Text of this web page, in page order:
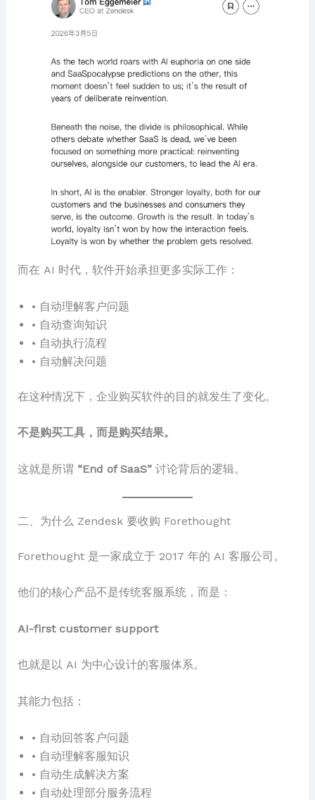
而在 AI 时代，软件开始承担更多实际工作：
• 自动理解客户问题
• 自动查询知识
• 自动执行流程
• 自动解决问题
在这种情况下，企业购买软件的目的就发生了变化。
不是购买工具，而是购买结果。
这就是所谓 “End of SaaS”讨论背后的逻辑。
二、为什么 Zendesk 要收购 Forethought
Forethought 是一家成立于 2017 年的 AI 客服公司。
他们的核心产品不是传统客服系统，而是：
AI-first customer support
也就是以 AI 为中心设计的客服体系。
其能力包括：
• 自动回答客户问题
• 自动理解客服知识
• 自动生成解决方案
• 自动处理部分服务流程